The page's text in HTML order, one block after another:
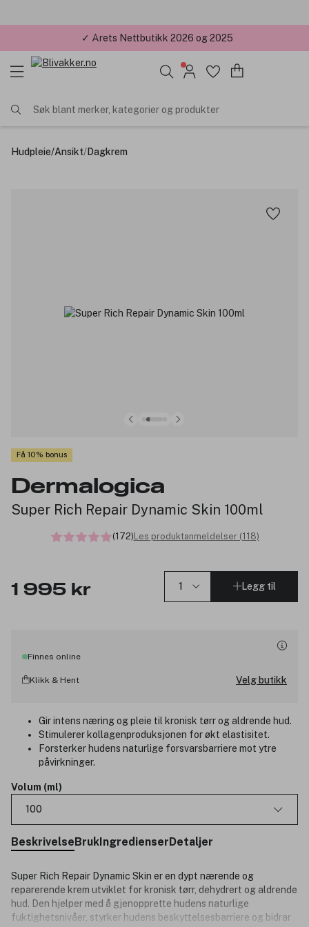
✓ Årets Nettbutikk 2026 og 2025
Søk blant merker, kategorier og produkter
Hudpleie/Ansikt/Dagkrem
Få 10% bonus
Dermalogica
Super Rich Repair Dynamic Skin 100ml
(172)Les produktanmeldelser (118)
1 995 kr Legg til
Finnes online
Klikk & Hent Velg butikk
Gir intens næring og pleie til kronisk tørr og aldrende hud.
Stimulerer kollagenproduksjonen for økt elastisitet.
Forsterker hudens naturlige forsvarsbarriere mot ytre
påvirkninger.
Volum (ml)
100
BeskrivelseBrukIngredienserDetaljer
Super Rich Repair Dynamic Skin er en dypt nærende og
reparerende krem utviklet for kronisk tørr, dehydrert og aldrende
hud. Den hjelper med å gjenopprette hudens naturlige
fuktighetsnivåer, styrker hudens beskyttelsesbarriere og bidrar